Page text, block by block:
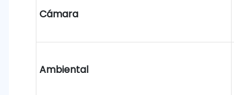
Cámara
Ambiental